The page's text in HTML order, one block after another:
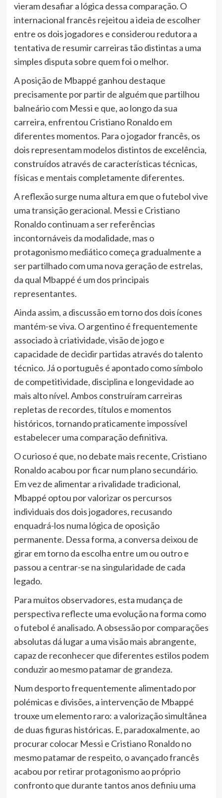
vieram desafiar a lógica dessa comparação. O
internacional francês rejeitou a ideia de escolher
entre os dois jogadores e considerou redutora a
tentativa de resumir carreiras tão distintas a uma
simples disputa sobre quem foi o melhor.
A posição de Mbappé ganhou destaque
precisamente por partir de alguém que partilhou
balneário com Messi e que, ao longo da sua
carreira, enfrentou Cristiano Ronaldo em
diferentes momentos. Para o jogador francês, os
dois representam modelos distintos de excelência,
construídos através de características técnicas,
físicas e mentais completamente diferentes.
A reflexão surge numa altura em que o futebol vive
uma transição geracional. Messi e Cristiano
Ronaldo continuam a ser referências
incontornáveis da modalidade, mas o
protagonismo mediático começa gradualmente a
ser partilhado com uma nova geração de estrelas,
da qual Mbappé é um dos principais
representantes.
Ainda assim, a discussão em torno dos dois ícones
mantém-se viva. O argentino é frequentemente
associado à criatividade, visão de jogo e
capacidade de decidir partidas através do talento
técnico. Já o português é apontado como símbolo
de competitividade, disciplina e longevidade ao
mais alto nível. Ambos construíram carreiras
repletas de recordes, títulos e momentos
históricos, tornando praticamente impossível
estabelecer uma comparação definitiva.
O curioso é que, no debate mais recente, Cristiano
Ronaldo acabou por ficar num plano secundário.
Em vez de alimentar a rivalidade tradicional,
Mbappé optou por valorizar os percursos
individuais dos dois jogadores, recusando
enquadrá-los numa lógica de oposição
permanente. Dessa forma, a conversa deixou de
girar em torno da escolha entre um ou outro e
passou a centrar-se na singularidade de cada
legado.
Para muitos observadores, esta mudança de
perspectiva reflecte uma evolução na forma como
o futebol é analisado. A obsessão por comparações
absolutas dá lugar a uma visão mais abrangente,
capaz de reconhecer que diferentes estilos podem
conduzir ao mesmo patamar de grandeza.
Num desporto frequentemente alimentado por
polémicas e divisões, a intervenção de Mbappé
trouxe um elemento raro: a valorização simultânea
de duas figuras históricas. E, paradoxalmente, ao
procurar colocar Messi e Cristiano Ronaldo no
mesmo patamar de respeito, o avançado francês
acabou por retirar protagonismo ao próprio
confronto que durante tantos anos definiu uma